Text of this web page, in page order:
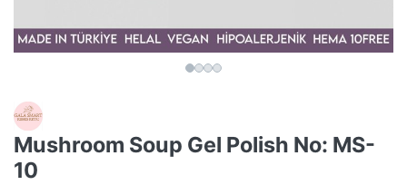
Mushroom Soup Gel Polish No: MS-
10